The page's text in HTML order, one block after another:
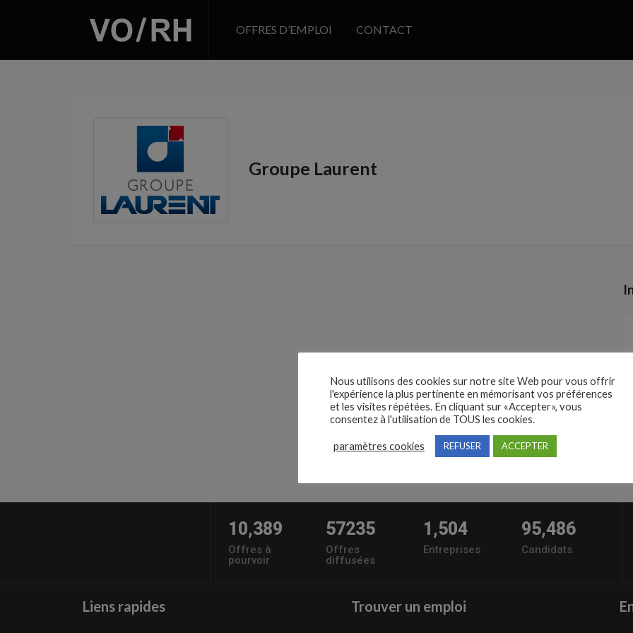
OFFRES D’EMPLOI CONTACT
Groupe Laurent
10,389
Offres à
pourvoir
57235
Offres
diffusées
1,504
Entreprises
95,486
Candidats
Liens rapides Trouver un emploi
Nous utilisons des cookies sur notre site Web pour vous offrir
l'expérience la plus pertinente en mémorisant vos préférences
et les visites répétées. En cliquant sur «Accepter», vous
consentez à l'utilisation de TOUS les cookies.
paramètres cookies REFUSER ACCEPTER